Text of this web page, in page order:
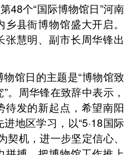
48个“国际博物馆日”河南
县衙博物馆盛大开启。
张慧明、副市长周华锋出
馆日的主题是“博物馆致
。周华锋在致辞中表示，
待发的新起点，希望南阳
地区学习，以“5·18国际
契机，进一步坚定信心、